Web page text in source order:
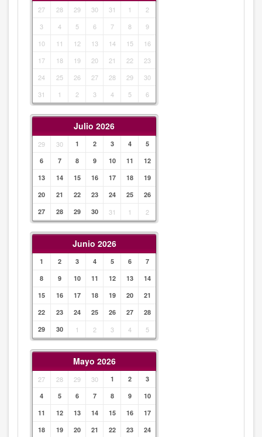
27 28 29 30 31 1
2
3
4 5 6 7 8
9
10
11 12 13 14 15
16
17
18 19 20 21 22
23
24
25 26 27 28 29
30
31
1 2 3 4 5 6
Julio 2026
29 30 1 2 3 4
5
6
7 8 9 10 11
12
13
14 15 16 17 18
19
20
21 22 23 24 25
26
27
28 29 30 31 1 2
Junio 2026
1 2 3 4 5 6
7
8
9 10 11 12 13
14
15
16 17 18 19 20
21
22
23 24 25 26 27
28
29
30 1 2 3 4 5
Mayo 2026
27 28 29 30 1 2
3
4
5 6 7 8 9
10
11
12 13 14 15 16
17
18
19 20 21 22 23
24